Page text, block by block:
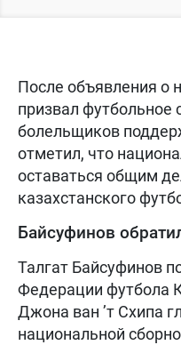
После объявления о
призвал футбольное
болельщиков
отметил, что
оставаться общим
казахстанского
Байсуфинов
Талгат Байсуфинов
Федерации футбола
Джона ван ’т Схипа
национальной